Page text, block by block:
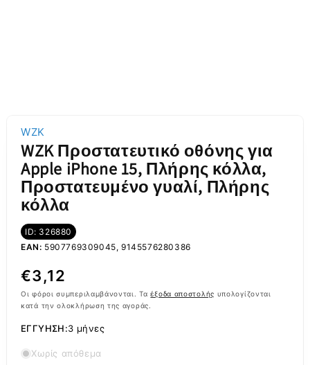
WZK
WZK Προστατευτικό οθόνης για
Apple iPhone 15, Πλήρης κόλλα,
Προστατευμένο γυαλί, Πλήρης
κόλλα
ID: 326880
EAN: 5907769309045, 9145576280386
Κανονική
τιμή
€3,12
Οι φόροι συμπεριλαμβάνονται. Ταέξοδα αποστολής υπολογίζονται
κατά την ολοκλήρωση της αγοράς.
ΕΓΓΎΗΣΗ:3 μήνες
Χωρίς απόθεμα